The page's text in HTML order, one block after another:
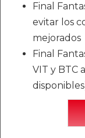
Final
evitar los
mejorados
Final
VIT y BTC